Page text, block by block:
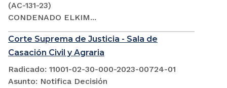
(AC-131-23)
CONDENADO ELKIM...
Corte Suprema de Justicia - Sala de
Casación Civil y Agraria
Radicado: 11001-02-30-000-2023-00724-01
Asunto: Notifica Decisión